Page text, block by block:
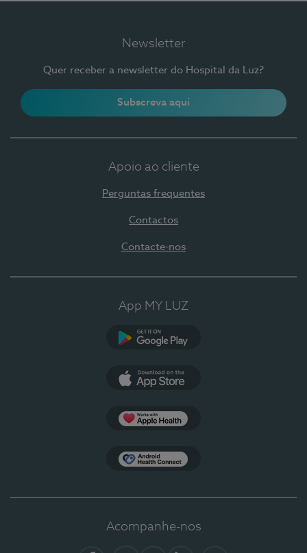
Newsletter
Quer receber a newsletter do Hospital da Luz?
Subscreva aqui
Apoio ao cliente
Perguntas frequentes
Contactos
Contacte-nos
App MY LUZ
Acompanhe-nos